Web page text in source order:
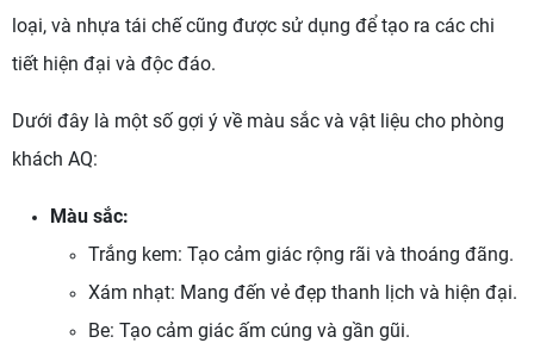
loại, và nhựa tái chế cũng được sử dụng để tạo ra các chi
tiết hiện đại và độc đáo.
Dưới đây là một số gợi ý về màu sắc và vật liệu cho phòng
khách AQ:
Màu sắc:
Trắng kem: Tạo cảm giác rộng rãi và thoáng đãng.
Xám nhạt: Mang đến vẻ đẹp thanh lịch và hiện đại.
Be: Tạo cảm giác ấm cúng và gần gũi.